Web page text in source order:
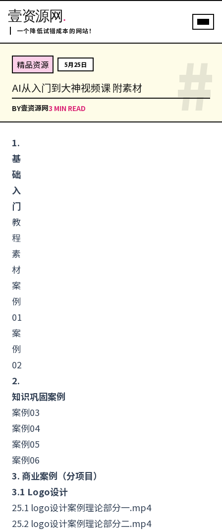
壹资源网.
一个降低试错成本的网站！
#
精品资源 5月25日
AI从入门到大神视频课 附素材
BY壹资源网3 MIN READ
1.
基
础
入
门
教
程
素
材
案
例
01
案
例
02
2.
知识巩固案例
案例03
案例04
案例05
案例06
3. 商业案例（分项目）
3.1 Logo设计
25.1 logo设计案例理论部分一.mp4
25.2 logo设计案例理论部分二.mp4